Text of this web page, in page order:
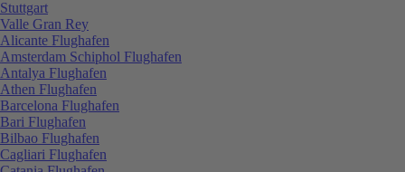
Stuttgart
Valle Gran Rey
Alicante Flughafen
Amsterdam Schiphol Flughafen
Antalya Flughafen
Athen Flughafen
Barcelona Flughafen
Bari Flughafen
Bilbao Flughafen
Cagliari Flughafen